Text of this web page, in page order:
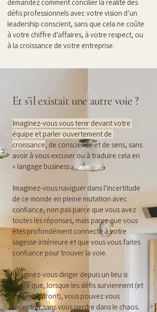
demandez comment concilier la réalité des
défis professionnels avec votre vision d’un
leadership conscient, sans que cela ne coûte
à votre chiffre d’affaires, à votre respect, ou
à la croissance de votre entreprise.
Et s’il existait une autre voie ?
Imaginez-vous vous tenir devant votre
équipe et parler ouvertement de
croissance, de conscience et de sens, sans
avoir à vous excuser ou à traduire cela en
« langage business ».
Imaginez-vous naviguer dans l’incertitude
de ce monde en pleine mutation avec
confiance, non pas parce que vous avez
toutes les réponses, mais parce que vous
êtes profondément connecté à votre
sagesse intérieure et que vous vous faites
confiance pour trouver la voie.
Imaginez-vous diriger depuis un lieu si
ancré que, lorsque les défis surviennent (et
ils surviendront), vous pouvez vous
recentrer sans vous perdre dans le chaos.